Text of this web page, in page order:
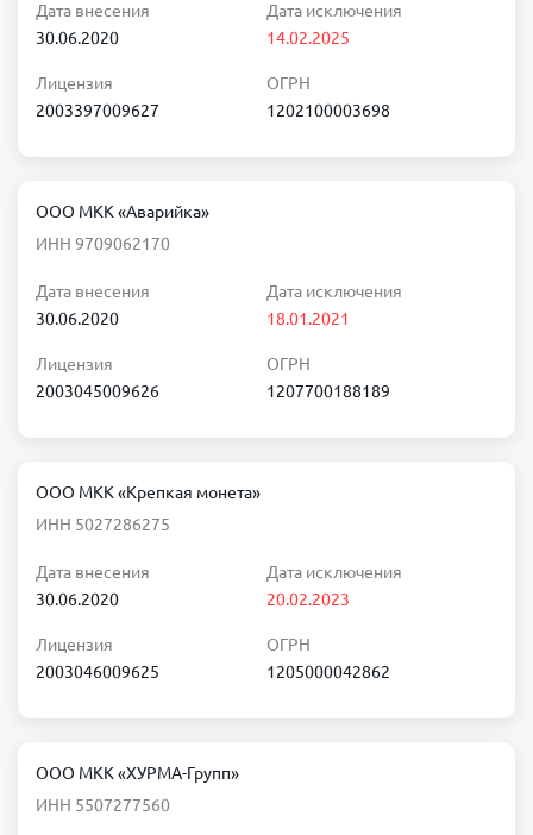
Дата внесения
30.06.2020
Дата исключения
14.02.2025
Лицензия
2003397009627
ОГРН
1202100003698
ООО МКК «Аварийка»
ИНН 9709062170
Дата внесения
30.06.2020
Дата исключения
18.01.2021
Лицензия
2003045009626
ОГРН
1207700188189
ООО МКК «Крепкая монета»
ИНН 5027286275
Дата внесения
30.06.2020
Дата исключения
20.02.2023
Лицензия
2003046009625
ОГРН
1205000042862
ООО МКК «ХУРМА-Групп»
ИНН 5507277560